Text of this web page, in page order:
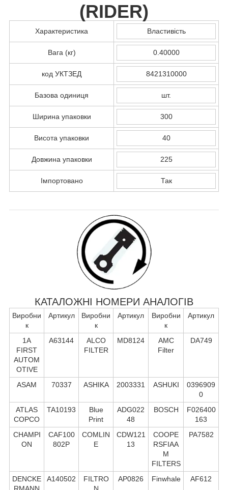
(RIDER)
Характеристика Властивість
Вага (кг) 0.40000
код УКТЗЕД 8421310000
Базова одиниця шт.
Ширина упаковки 300
Висота упаковки 40
Довжина упаковки 225
Імпортовано Так
КАТАЛОЖНІ НОМЕРИ АНАЛОГІВ
Виробни
к
Артикул
Виробни
к
Артикул
Виробни
к
Артикул
1A
FIRST
AUTOM
OTIVE
A63144
ALCO
FILTER
MD8124
AMC
Filter
DA749
ASAM 70337 ASHIKA 2003331 ASHUKI
0396909
0
ATLAS
COPCO
TA10193
Blue
Print
ADG022
48
BOSCH
F026400
163
CHAMPI
ON
CAF100
802P
COMLIN
E
CDW121
13
COOPE
RSFIAA
M
FILTERS
PA7582
DENCKE
RMANN
A140502
FILTRO
N
AP0826 Finwhale AF612